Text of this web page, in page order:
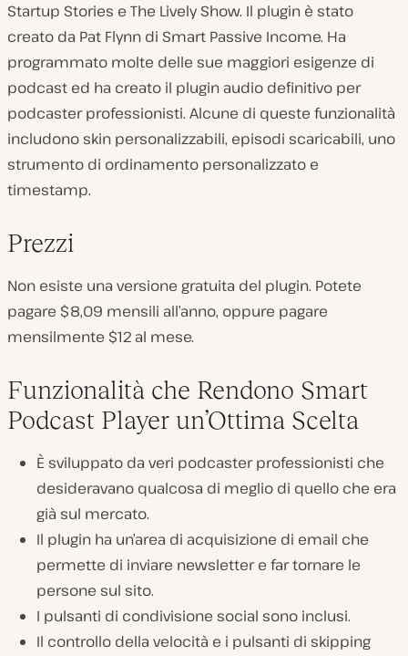
Startup Stories e The Lively Show. Il plugin è stato
creato da Pat Flynn di Smart Passive Income. Ha
programmato molte delle sue maggiori esigenze di
podcast ed ha creato il plugin audio definitivo per
podcaster professionisti. Alcune di queste funzionalità
includono skin personalizzabili, episodi scaricabili, uno
strumento di ordinamento personalizzato e
timestamp.
Prezzi
Non esiste una versione gratuita del plugin. Potete
pagare $8,09 mensili all’anno, oppure pagare
mensilmente $12 al mese.
Funzionalità che Rendono Smart
Podcast Player un’Ottima Scelta
È sviluppato da veri podcaster professionisti che
desideravano qualcosa di meglio di quello che era
già sul mercato.
Il plugin ha un’area di acquisizione di email che
permette di inviare newsletter e far tornare le
persone sul sito.
I pulsanti di condivisione social sono inclusi.
Il controllo della velocità e i pulsanti di skipping